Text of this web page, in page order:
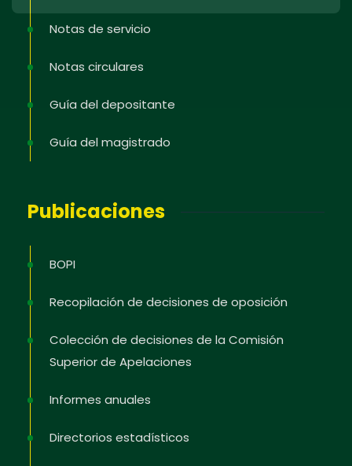
Notas de servicio
Notas circulares
Guía del depositante
Guía del magistrado
Publicaciones
BOPI
Recopilación de decisiones de oposición
Colección de decisiones de la Comisión
Superior de Apelaciones
Informes anuales
Directorios estadísticos